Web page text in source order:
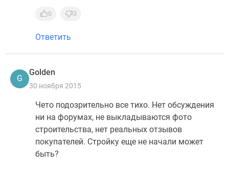
0 3
Ответить
G
Golden
30 ноября 2015
Чето подозрительно все тихо. Нет обсуждения
ни на форумах, не выкладываются фото
строительства, нет реальных отзывов
покупателей. Стройку еще не начали может
быть?